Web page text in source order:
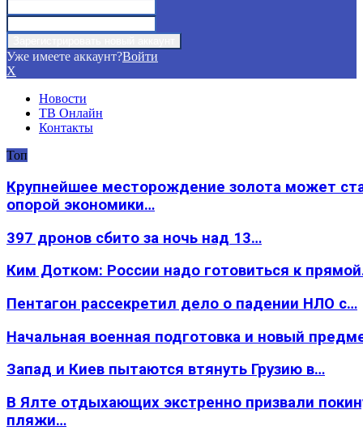
Уже имеете аккаунт?Войти
X
Новости
ТВ Онлайн
Контакты
Топ
Крупнейшее месторождение золота может
опорой экономики…
397 дронов сбито за ночь над 13…
Ким Дотком: России надо готовиться к
Пентагон рассекретил дело о падении НЛО с…
Начальная военная подготовка и новый
Запад и Киев пытаются втянуть Грузию в…
В Ялте отдыхающих экстренно призвали
пляжи…